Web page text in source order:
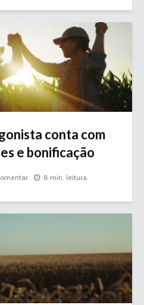
conta com
e bonificação
8 min. leitura